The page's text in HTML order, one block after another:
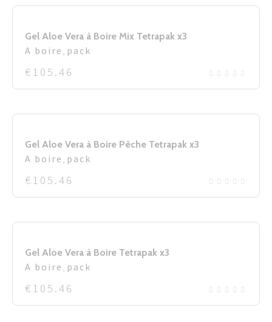
Gel Aloe Vera à Boire Mix Tetrapak x3
A boire pack
€ 105.46
Gel Aloe Vera à Boire Pêche Tetrapak x3
A boire pack
€ 105.46
Gel Aloe Vera à Boire Tetrapak x3
A boire pack
€ 105.46